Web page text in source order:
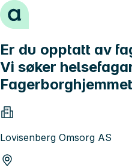
Hopp til innhold
Er du opptatt av
Vi søker
Lovisenberg Omsorg AS